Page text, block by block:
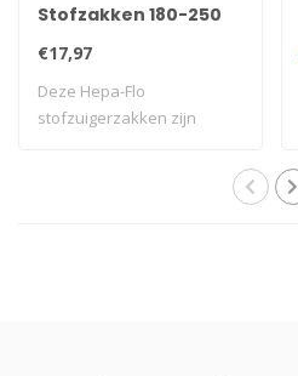
Stofzakken 180-250
modellen
€17,97
Deze Hepa-Flo
stofzuigerzakken zijn